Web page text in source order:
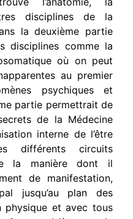
disciplines de la
la deuxième partie
disciplines comme la
où on peut
au premier
psychiques et
partie permettrait de
de la Médecine
interne de l’être
différents circuits
la manière dont il
de manifestation,
jusqu’au plan des
physique et avec tous